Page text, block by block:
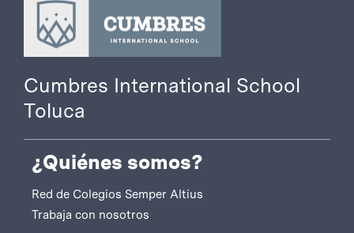
Cumbres International School
Toluca
¿Quiénes somos?
Red de Colegios Semper Altius
Trabaja con nosotros